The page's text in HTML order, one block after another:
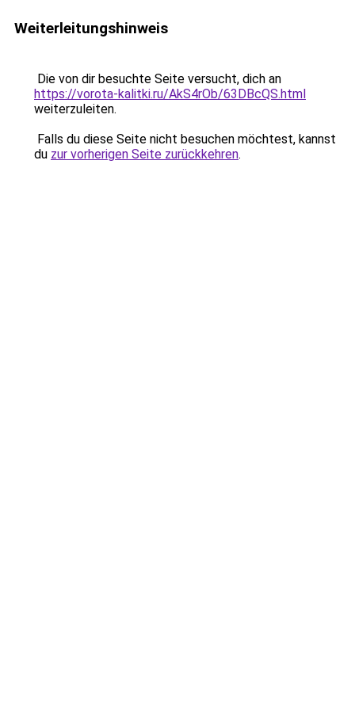
Weiterleitungshinweis
Die von dir besuchte Seite versucht, dich an
https://vorota-kalitki.ru/AkS4rOb/63DBcQS.html
weiterzuleiten.
Falls du diese Seite nicht besuchen möchtest, kannst
du zur vorherigen Seite zurückkehren.